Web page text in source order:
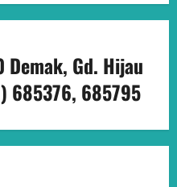
Demak, Gd. Hijau
685376, 685795